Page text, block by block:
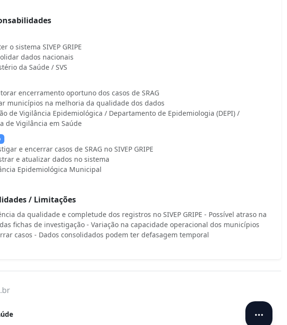
o sistema SIVEP GRIPE
dados nacionais
da Saúde / SVS
encerramento oportuno dos casos de SRAG
municípios na melhoria da qualidade dos dados
de Vigilância Epidemiológica / Departamento de Epidemiologia (DEPI) /
de Vigilância em Saúde
e encerrar casos de SRAG no SIVEP GRIPE
e atualizar dados no sistema
Epidemiológica Municipal
/ Limitações
da qualidade e completude dos registros no SIVEP GRIPE - Possível atraso na
fichas de investigação - Variação na capacidade operacional dos municípios
casos - Dados consolidados podem ter defasagem temporal